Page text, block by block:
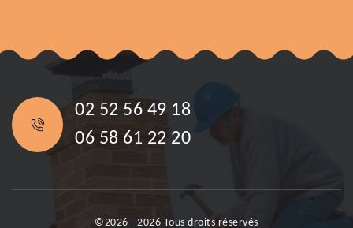
02 52 56 49 18
06 58 61 22 20
©2026 - 2026 Tous droits réservés